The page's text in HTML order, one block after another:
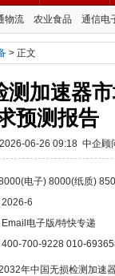
物流 农业食品 通信电
> 正文
测加速器
预测报告
06-26 09:18 中企顾
电子) 8000(纸质)
2026-6
Email电子版/特快专递
400-700-9228 010-
年中国无损检测加速